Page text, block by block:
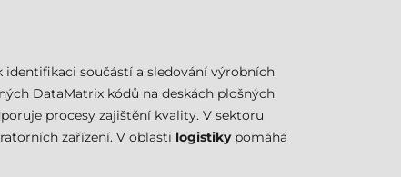
identifikaci součástí a sledování výrobních
DataMatrix kódů na deskách plošných
procesy zajištění kvality. V sektoru
zařízení. V oblasti logistikypomáhá